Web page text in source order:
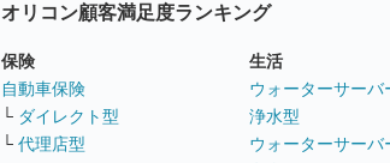
オリコン顧客満足度ランキング
保険
自動車保険
└ ダイレクト型
└ 代理店型
生活
ウォーターサーバ
浄水型
ウォーターサーバ